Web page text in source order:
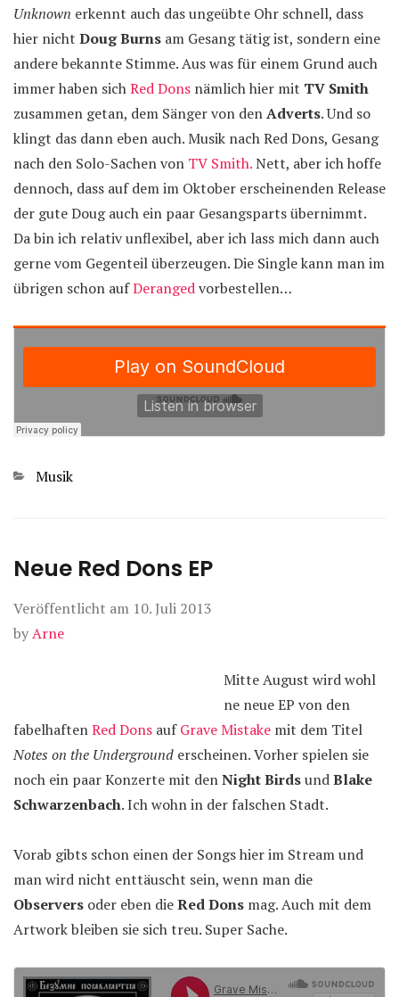
Unknown erkennt auch das ungeübte Ohr schnell, dass
hier nicht Doug Burns am Gesang tätig ist, sondern eine
andere bekannte Stimme. Aus was für einem Grund auch
immer haben sichRed Dons nämlich hier mit TV Smith
zusammen getan, dem Sänger von denAdverts. Und so
klingt das dann eben auch. Musik nach Red Dons, Gesang
nach den Solo-Sachen von TV Smith.Nett, aber ich hoffe
dennoch, dass auf dem im Oktober erscheinenden Release
der gute Doug auch ein paar Gesangsparts übernimmt.
Da bin ich relativ unflexibel, aber ich lass mich dann auch
gerne vom Gegenteil überzeugen. Die Single kann man im
übrigen schon aufDerangedvorbestellen…
Kategorien
Musik
Neue Red Dons EP
Veröffentlicht am 10. Juli 2013
byArne
Mitte August wird wohl
ne neue EP von den
fabelhaftenRed Dons aufGrave Mistake mit dem Titel
Notes on the Underground erscheinen. Vorher spielen sie
noch ein paar Konzerte mit denNight BirdsundBlake
Schwarzenbach. Ich wohn in der falschen Stadt.
Vorab gibts schon einen der Songs hier im Stream und
man wird nicht enttäuscht sein, wenn man die
Observers oder eben dieRed Dons mag. Auch mit dem
Artwork bleiben sie sich treu. Super Sache.